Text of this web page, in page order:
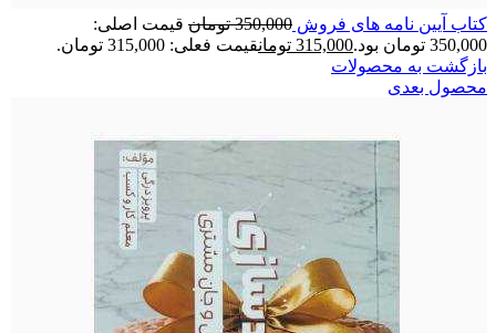
کتاب آیین نامه های فروش 350,000 تومان قیمت اصلی:
350,000 تومان بود.
315,000 تومانقیمت فعلی: 315,000 تومان.
بازگشت به محصولات
محصول بعدی